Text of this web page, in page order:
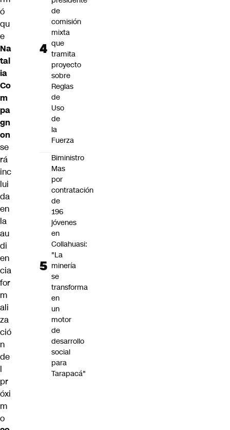
ó
qu
e
Na
tal
ia
Co
m
pa
gn
on
se
rá
inc
lui
da
en
la
au
di
en
cia
for
m
ali
za
ció
n
de
l
pr
óxi
m
o
de
comisión
mixta
que
tramita
proyecto
sobre
Reglas
de
Uso
de
la
Fuerza
Biministro
Mas
por
contratación
de
196
jóvenes
en
Collahuasi:
"La
minería
se
transforma
en
un
motor
de
desarrollo
social
para
Tarapacá"